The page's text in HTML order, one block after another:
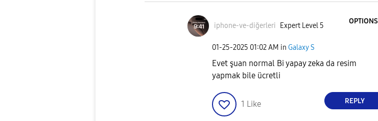
iphone-ve-diğerleri Expert Level 5
OPTIONS
‎01-25-2025 01:02 AM in Galaxy S
Evet şuan normal Bi yapay zeka da resim
yapmak bile ücretli
1 Like REPLY